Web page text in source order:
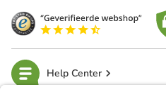
Help Center